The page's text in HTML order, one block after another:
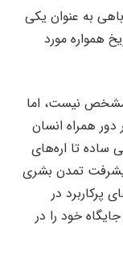
به عنوان یکی
همواره مورد
مشخص نیست، اما
دور همراه انسان
ساده تا اره‌های
تمدن بشری
پرکاربرد در
خود را در